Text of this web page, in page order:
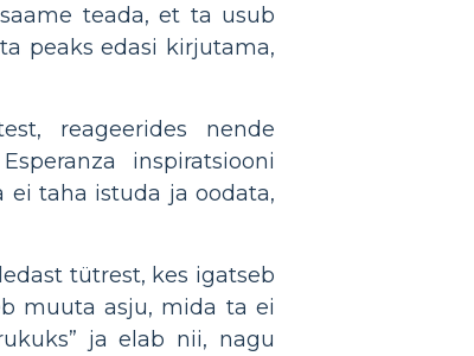
teada, et ta usub
peaks edasi kirjutama,
reageerides nende
inspiratsiooni
ei taha istuda ja oodata,
tütrest, kes igatseb
muuta asju, mida ta ei
ja elab nii, nagu